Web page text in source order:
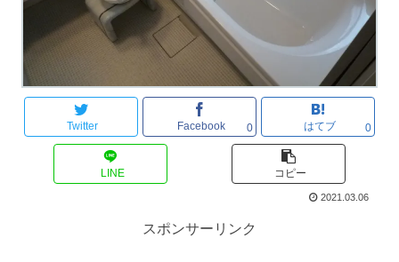
Twitter Facebook 0 はてブ 0
LINE コピー
2021.03.06
スポンサーリンク